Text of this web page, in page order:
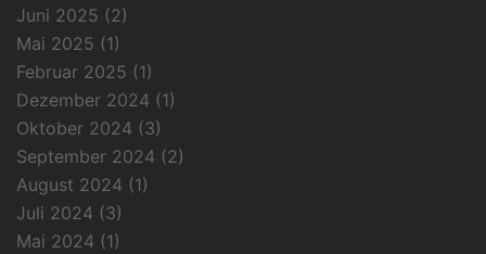
Juni 2025 (2)
Mai 2025 (1)
Februar 2025 (1)
Dezember 2024 (1)
Oktober 2024 (3)
September 2024 (2)
August 2024 (1)
Juli 2024 (3)
Mai 2024 (1)